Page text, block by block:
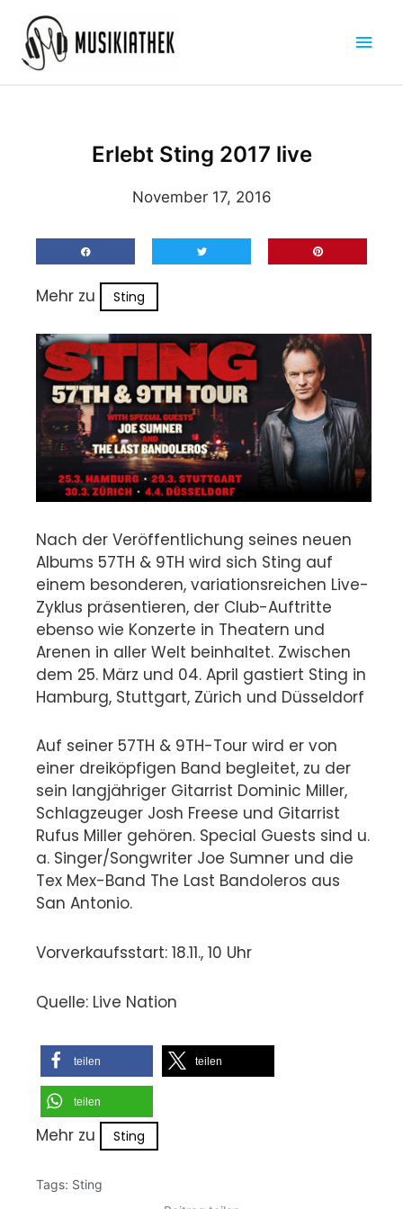
Inhalt
springen
Erlebt Sting 2017 live
November 17, 2016
Mehr zu Sting
Nach der Veröffentlichung seines neuen
Albums 57TH & 9TH wird sich Sting auf
einem besonderen, variationsreichen Live-
Zyklus präsentieren, der Club-Auftritte
ebenso wie Konzerte in Theatern und
Arenen in aller Welt beinhaltet. Zwischen
dem 25. März und 04. April gastiert Sting in
Hamburg, Stuttgart, Zürich und Düsseldorf
Auf seiner 57TH & 9TH-Tour wird er von
einer dreiköpfigen Band begleitet, zu der
sein langjähriger Gitarrist Dominic Miller,
Schlagzeuger Josh Freese und Gitarrist
Rufus Miller gehören. Special Guests sind u.
a. Singer/Songwriter Joe Sumner und die
Tex Mex-Band The Last Bandoleros aus
San Antonio.
Vorverkaufsstart: 18.11., 10 Uhr
Quelle: Live Nation
teilen teilen
teilen
Mehr zu Sting
Tags: Sting